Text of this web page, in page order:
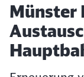
Artikel:
Münster